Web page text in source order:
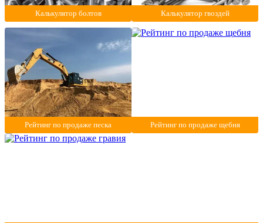
Калькулятор болтов Калькулятор гвоздей
Рейтинг по продаже песка Рейтинг по продаже щебня